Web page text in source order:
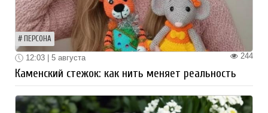
ПЕРСОНА
244
12:03 | 5 августа
Каменский стежок: как нить меняет реальность